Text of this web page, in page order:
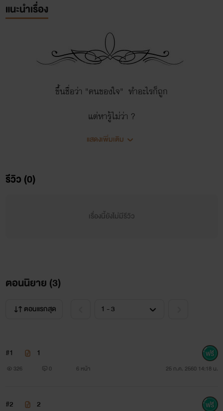
แนะนำเรื่อง
ขึ้นชื่อว่า "คนของใจ" ทำอะไรก็ถูก
แต่หารู้ไม่ว่า ?
" คนของใจ " นั่นเเหละที่ทำให้คนคนหนึ่ง
แสดงเพิ่มเติม
รีวิว (0)
เรื่องนี้ยังไม่มีรีวิว
ตอนนิยาย (3)
ตอนแรกสุด
#1 1
326 0 6 หน้า 25 ก.ค. 2560 14:18 น.
#2 2